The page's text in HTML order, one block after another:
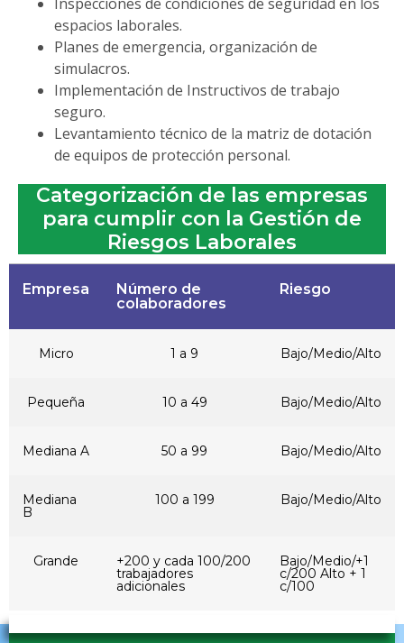
espacios laborales.
Planes de emergencia, organización de
simulacros.
Implementación de Instructivos de trabajo
seguro.
Levantamiento técnico de la matriz de dotación
de equipos de protección personal.
Categorización de las empresas
para cumplir con la Gestión de
Riesgos Laborales
Empresa
Número de
colaboradores
Riesgo
Micro 1 a 9 Bajo/Medio/Alto
Pequeña 10 a 49 Bajo/Medio/Alto
Mediana A 50 a 99 Bajo/Medio/Alto
Mediana
B
100 a 199 Bajo/Medio/Alto
Grande +200 y cada 100/200
trabajadores
adicionales
Bajo/Medio/+1
c/200 Alto + 1
c/100